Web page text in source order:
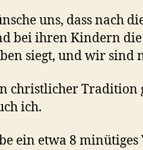
uns, dass nach
bei ihren Kindern
siegt, und wir sind
christlicher Tradition
ich.
ein etwa 8